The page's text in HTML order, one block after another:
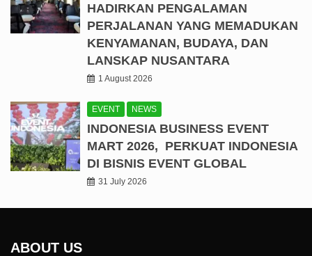
HADIRKAN PENGALAMAN
PERJALANAN YANG MEMADUKAN
KENYAMANAN, BUDAYA, DAN
LANSKAP NUSANTARA
1 August 2026
EVENT NEWS
INDONESIA BUSINESS EVENT
MART 2026, PERKUAT INDONESIA
DI BISNIS EVENT GLOBAL
31 July 2026
ABOUT US